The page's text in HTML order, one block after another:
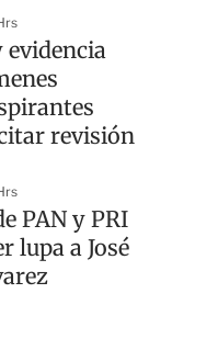
evidencia
revisión
PAN y PRI
lupa a José